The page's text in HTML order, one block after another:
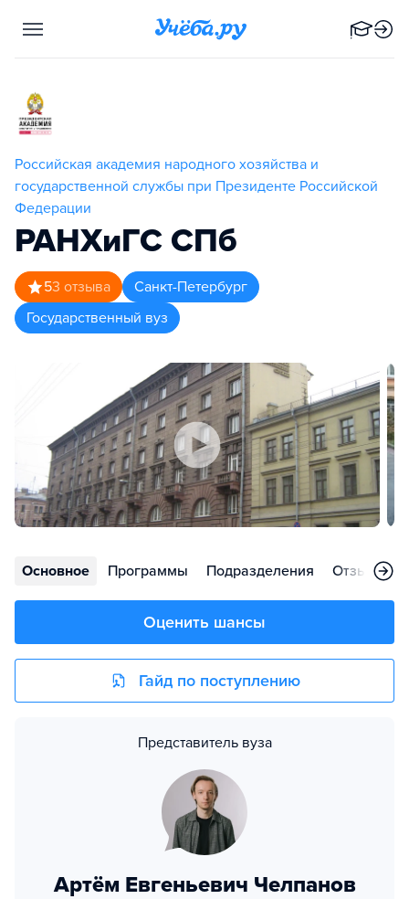
Российская академия народного хозяйства и
государственной службы при Президенте Российской
Федерации
РАНХиГС СПб
53 отзыва
Санкт-Петербург
Государственный вуз
Основное Программы Подразделения Отзывы
Оценить шансы
Гайд по поступлению
Представитель вуза
Артём Евгеньевич Челпанов